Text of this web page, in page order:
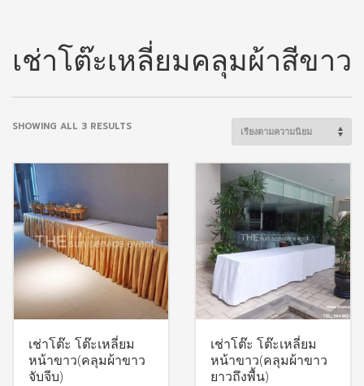
เช่าโต๊ะเหลี่ยมคลุมผ้าสีขาว
SHOWING ALL 3 RESULTSSORTED
POPULARITY
เช่าโต๊ะ โต๊ะเหลี่ยม
หน้าขาว(คลุมผ้าขาว
จับจีบ)
เช่าโต๊ะ โต๊ะเหลี่ยม
หน้าขาว(คลุมผ้าขาว
ยาวถึงพื้น)